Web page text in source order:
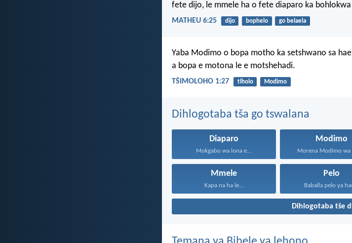
fete dijo, le mmele ha o fete diaparo ka bohlokwa
MATHEU 6:25 dijo bophelo go belaela
Yaba Modimo o bopa motho ka setshwano sa
a bopa e motona le e motshehadi.
TŠIMOLOHO 1:27 tlholo Modimo
Dihlogotaba tša go tswalana
Diaparo
Mokgabo wa lona e...
Modimo
Morena Modimo wa
Mmele
Kapa na ha le...
Pelo
Baballa pelo ya
Dihlogotaba tše